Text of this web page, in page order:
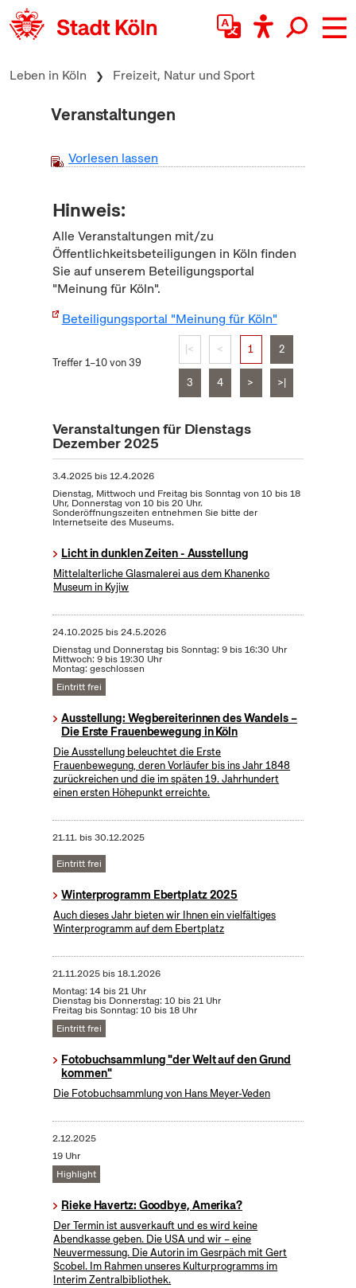
zum Inhalt springen
Leben in Köln Freizeit, Natur und Sport
Veranstaltungen
Vorlesen lassen
Hinweis:
Alle Veranstaltungen mit/zu
Öffentlichkeitsbeteiligungen in Köln finden
Sie auf unserem Beteiligungsportal
"Meinung für Köln".
Beteiligungsportal "Meinung für Köln"
Treffer 1–10 von 39
|< < 1 2
3 4 > >|
Veranstaltungen für Dienstags
Dezember 2025
3.4.2025bis12.4.2026
Dienstag, Mittwoch und Freitag bis Sonntag von 10 bis 18
Uhr, Donnerstag von 10 bis 20 Uhr.
Sonderöffnungszeiten entnehmen Sie bitte der
Internetseite des Museums.
Licht in dunklen Zeiten - Ausstellung
Mittelalterliche Glasmalerei aus dem Khanenko
Museum in Kyjiw
24.10.2025bis24.5.2026
Dienstag und Donnerstag bis Sonntag: 9 bis 16:30 Uhr
Mittwoch: 9 bis 19:30 Uhr
Montag: geschlossen
Eintritt frei
Ausstellung: Wegbereiterinnen des Wandels –
Die Erste Frauenbewegung in Köln
Die Ausstellung beleuchtet die Erste
Frauenbewegung, deren Vorläufer bis ins Jahr 1848
zurückreichen und die im späten 19. Jahrhundert
einen ersten Höhepunkt erreichte.
21.11. bis30.12.2025
Eintritt frei
Winterprogramm Ebertplatz 2025
Auch dieses Jahr bieten wir Ihnen ein vielfältiges
Winterprogramm auf dem Ebertplatz
21.11.2025bis18.1.2026
Montag: 14 bis 21 Uhr
Dienstag bis Donnerstag: 10 bis 21 Uhr
Freitag bis Sonntag: 10 bis 18 Uhr
Eintritt frei
Fotobuchsammlung "der Welt auf den Grund
kommen"
Die Fotobuchsammlung von Hans Meyer-Veden
2.12.2025
19 Uhr
Highlight
Rieke Havertz: Goodbye, Amerika?
Der Termin ist ausverkauft und es wird keine
Abendkasse geben. Die USA und wir – eine
Neuvermessung. Die Autorin im Gesrpäch mit Gert
Scobel. Im Rahmen unseres Kulturprogramms im
Interim Zentralbibliothek.